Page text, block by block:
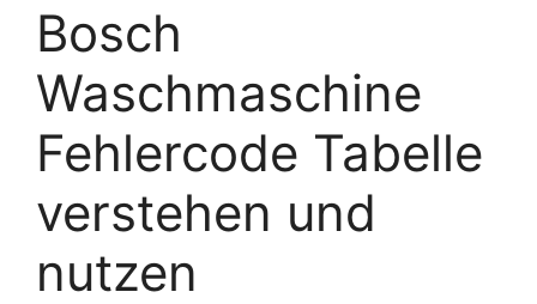
Bosch
Waschmaschine
Fehlercode Tabelle
verstehen und
nutzen